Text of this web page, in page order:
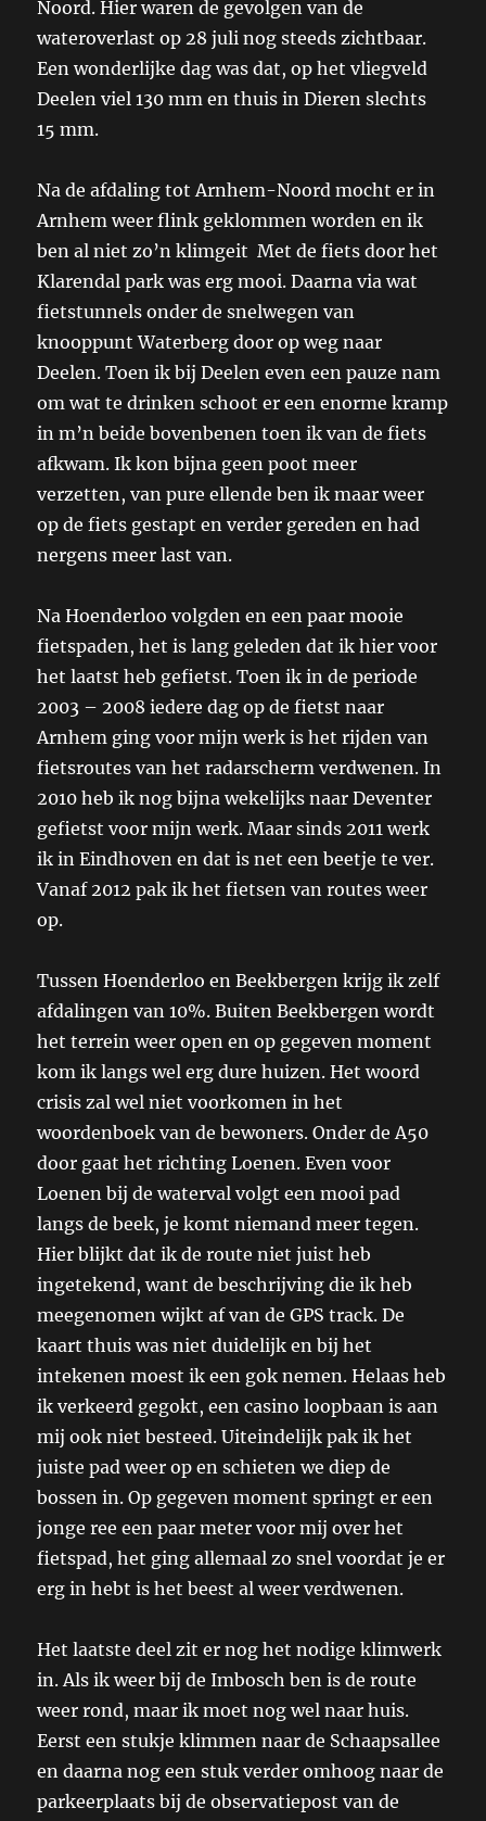
Noord. Hier waren de gevolgen van de
wateroverlast op 28 juli nog steeds zichtbaar.
Een wonderlijke dag was dat, op het vliegveld
Deelen viel 130 mm en thuis in Dieren slechts
15 mm.
Na de afdaling tot Arnhem-Noord mocht er in
Arnhem weer flink geklommen worden en ik
ben al niet zo’n klimgeit Met de fiets door het
Klarendal park was erg mooi. Daarna via wat
fietstunnels onder de snelwegen van
knooppunt Waterberg door op weg naar
Deelen. Toen ik bij Deelen even een pauze nam
om wat te drinken schoot er een enorme kramp
in m’n beide bovenbenen toen ik van de fiets
afkwam. Ik kon bijna geen poot meer
verzetten, van pure ellende ben ik maar weer
op de fiets gestapt en verder gereden en had
nergens meer last van.
Na Hoenderloo volgden en een paar mooie
fietspaden, het is lang geleden dat ik hier voor
het laatst heb gefietst. Toen ik in de periode
2003 – 2008 iedere dag op de fietst naar
Arnhem ging voor mijn werk is het rijden van
fietsroutes van het radarscherm verdwenen. In
2010 heb ik nog bijna wekelijks naar Deventer
gefietst voor mijn werk. Maar sinds 2011 werk
ik in Eindhoven en dat is net een beetje te ver.
Vanaf 2012 pak ik het fietsen van routes weer
op.
Tussen Hoenderloo en Beekbergen krijg ik zelf
afdalingen van 10%. Buiten Beekbergen wordt
het terrein weer open en op gegeven moment
kom ik langs wel erg dure huizen. Het woord
crisis zal wel niet voorkomen in het
woordenboek van de bewoners. Onder de A50
door gaat het richting Loenen. Even voor
Loenen bij de waterval volgt een mooi pad
langs de beek, je komt niemand meer tegen.
Hier blijkt dat ik de route niet juist heb
ingetekend, want de beschrijving die ik heb
meegenomen wijkt af van de GPS track. De
kaart thuis was niet duidelijk en bij het
intekenen moest ik een gok nemen. Helaas heb
ik verkeerd gegokt, een casino loopbaan is aan
mij ook niet besteed. Uiteindelijk pak ik het
juiste pad weer op en schieten we diep de
bossen in. Op gegeven moment springt er een
jonge ree een paar meter voor mij over het
fietspad, het ging allemaal zo snel voordat je er
erg in hebt is het beest al weer verdwenen.
Het laatste deel zit er nog het nodige klimwerk
in. Als ik weer bij de Imbosch ben is de route
weer rond, maar ik moet nog wel naar huis.
Eerst een stukje klimmen naar de Schaapsallee
en daarna nog een stuk verder omhoog naar de
parkeerplaats bij de observatiepost van de